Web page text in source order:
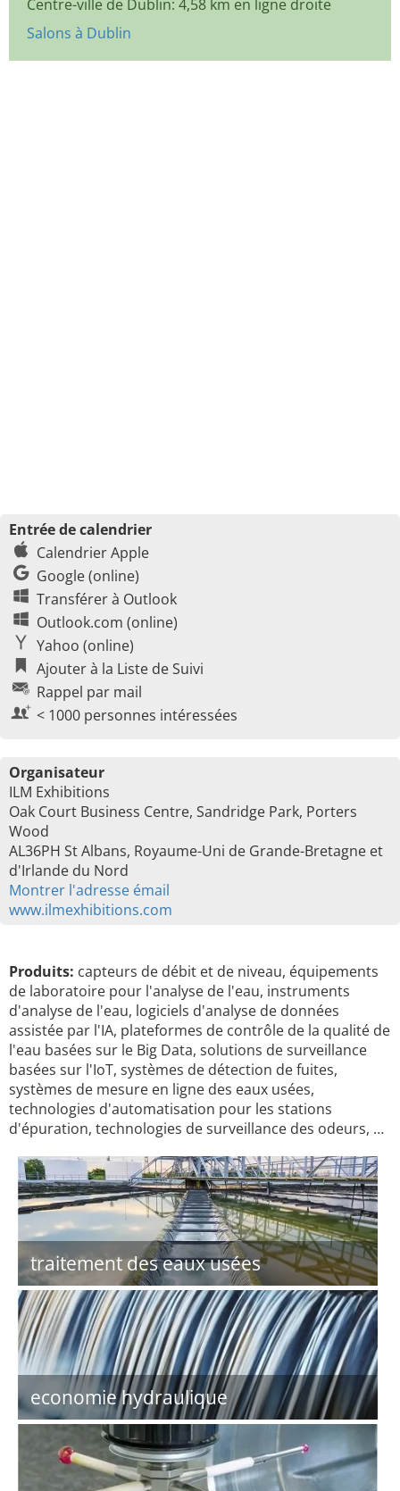
Centre-ville de Dublin: 4,58 km en ligne droite
Salons à Dublin
Entrée de calendrier
Calendrier Apple
Google (online)
Transférer à Outlook
Outlook.com (online)
Yahoo (online)
Ajouter à la Liste de Suivi
Rappel par mail
< 1000 personnes intéressées
Organisateur
ILM Exhibitions
Oak Court Business Centre, Sandridge Park, Porters
Wood
AL36PH St Albans, Royaume-Uni de Grande-Bretagne et
d'Irlande du Nord
Montrer l'adresse émail
www.ilmexhibitions.com
Produits: capteurs de débit et de niveau, équipements
de laboratoire pour l'analyse de l'eau, instruments
d'analyse de l'eau, logiciels d'analyse de données
assistée par l'IA, plateformes de contrôle de la qualité de
l'eau basées sur le Big Data, solutions de surveillance
basées sur l'IoT, systèmes de détection de fuites,
systèmes de mesure en ligne des eaux usées,
technologies d'automatisation pour les stations
d'épuration, technologies de surveillance des odeurs, …
traitement des eaux usées
economie hydraulique